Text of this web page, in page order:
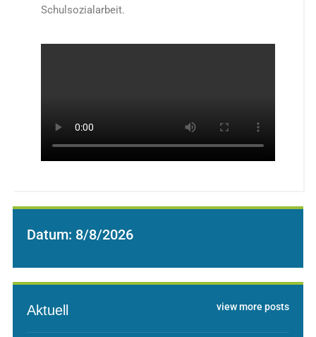
Datum: 8/8/2026
view more posts
Aktuell
Schulsozialarbeit.